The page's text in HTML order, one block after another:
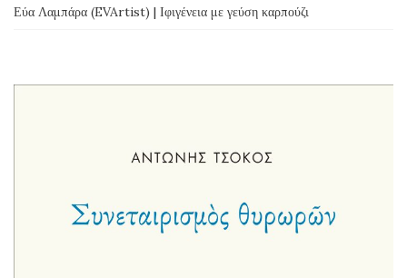
Εύα Λαμπάρα (EVArtist) | Ιφιγένεια με γεύση καρπούζι